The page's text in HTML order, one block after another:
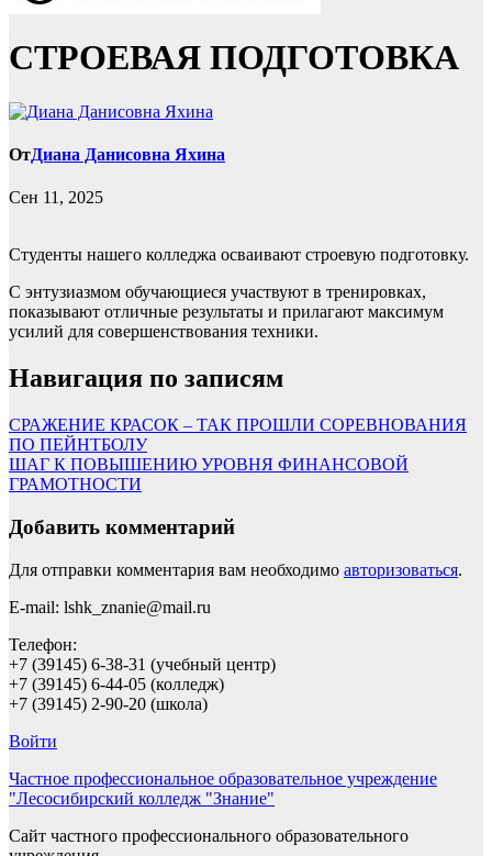
СТРОЕВАЯ ПОДГОТОВКА
ОтДиана Данисовна Яхина
Сен 11, 2025
Студенты нашего колледжа осваивают строевую подготовку.
С энтузиазмом обучающиеся участвуют в тренировках,
показывают отличные результаты и прилагают максимум
усилий для совершенствования техники.
Навигация по записям
СРАЖЕНИЕ КРАСОК – ТАК ПРОШЛИ СОРЕВНОВАНИЯ
ПО ПЕЙНТБОЛУ
ШАГ К ПОВЫШЕНИЮ УРОВНЯ ФИНАНСОВОЙ
ГРАМОТНОСТИ
Добавить комментарий
Для отправки комментария вам необходимо авторизоваться.
E-mail: lshk_znanie@mail.ru
Телефон:
+7 (39145) 6-38-31 (учебный центр)
+7 (39145) 6-44-05 (колледж)
+7 (39145) 2-90-20 (школа)
Войти
Частное профессиональное образовательное учреждение
"Лесосибирский колледж "Знание"
Сайт частного профессионального образовательного